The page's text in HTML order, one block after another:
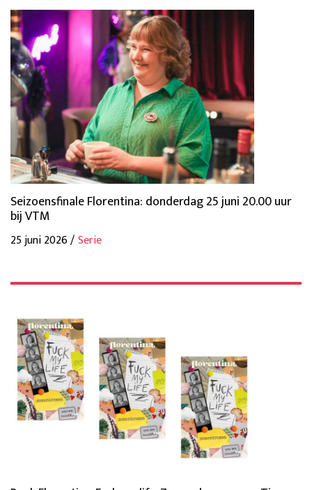
Seizoensfinale Florentina: donderdag 25 juni 20.00 uur
bij VTM
25 juni 2026 /Serie